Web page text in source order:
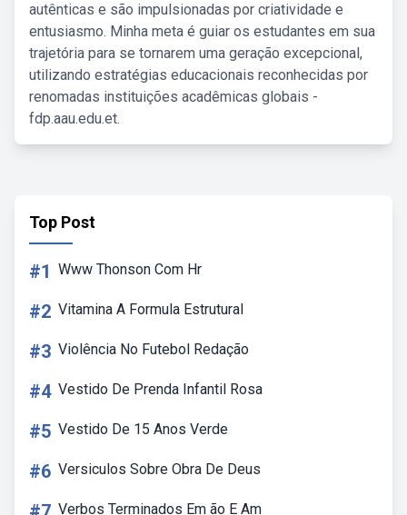
autênticas e são impulsionadas por criatividade e
entusiasmo. Minha meta é guiar os estudantes em sua
trajetória para se tornarem uma geração excepcional,
utilizando estratégias educacionais reconhecidas por
renomadas instituições acadêmicas globais -
fdp.aau.edu.et.
Top Post
#1 Www Thonson Com Hr
#2 Vitamina A Formula Estrutural
#3 Violência No Futebol Redação
#4 Vestido De Prenda Infantil Rosa
#5 Vestido De 15 Anos Verde
#6 Versiculos Sobre Obra De Deus
Verbos Terminados Em ão E Am